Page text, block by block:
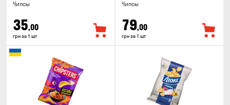
Чипсы
35,00
грн за 1 шт
Чипсы
79,00
грн за 1 шт